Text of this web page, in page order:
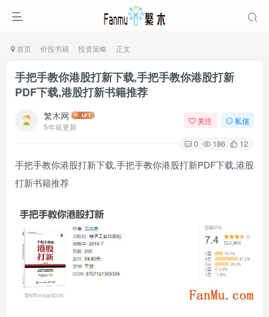
首页 价投书籍 投资策略 正文
手把手教你港股打新下载,手把手教你港股打新
PDF下载,港股打新书籍推荐
繁木网
5年前更新
关注 私信
0 186 12
手把手教你港股打新下载,手把手教你港股打新PDF下载,港股
打新书籍推荐